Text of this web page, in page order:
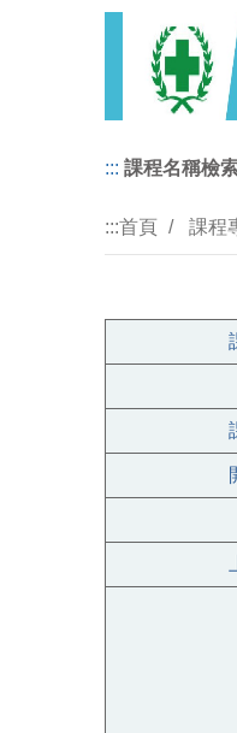
::: 課程名稱檢
:::首頁 課程